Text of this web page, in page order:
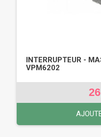
INTERRUPTEUR -
VPM6202